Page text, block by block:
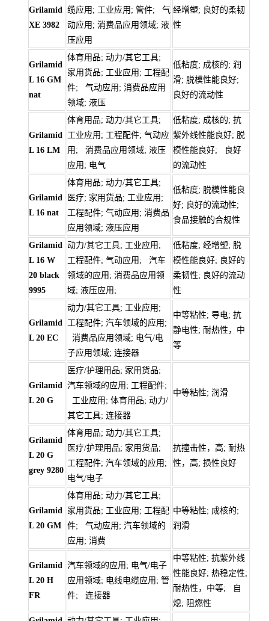
Grilamid
XE 3982
缆应用; 工业应用; 管件; 气
动应用; 消费品应用领域; 液
压应用
经增塑; 良好的柔韧
性
Grilamid
L 16 GM
nat
体育用品; 动力/其它工具;
家用货品; 工业应用; 工程配
件; 气动应用; 消费品应用
领域; 液压
低粘度; 成核的; 润
滑; 脱模性能良好;
良好的流动性
Grilamid
L 16 LM
体育用品; 动力/其它工具;
工业应用; 工程配件; 气动应
用; 消费品应用领域; 液压
应用; 电气
低粘度; 成核的; 抗
紫外线性能良好; 脱
模性能良好; 良好
的流动性
Grilamid
L 16 nat
体育用品; 动力/其它工具;
医疗; 家用货品; 工业应用;
工程配件; 气动应用; 消费品
应用领域; 液压应用
低粘度; 脱模性能良
好; 良好的流动性;
食品接触的合规性
Grilamid
L 16 W
20 black
9995
动力/其它工具; 工业应用;
工程配件; 气动应用; 汽车
领域的应用; 消费品应用领
域; 液压应用;
低粘度; 经增塑; 脱
模性能良好; 良好的
柔韧性; 良好的流动
性
Grilamid
L 20 EC
动力/其它工具; 工业应用;
工程配件; 汽车领域的应用;
消费品应用领域; 电气/电
子应用领域; 连接器
中等粘性; 导电; 抗
静电性; 耐热性，中
等
Grilamid
L 20 G
医疗/护理用品; 家用货品;
汽车领域的应用; 工程配件;
工业应用; 体育用品; 动力/
其它工具; 连接器
中等粘性; 润滑
Grilamid
L 20 G
grey 9280
体育用品; 动力/其它工具;
医疗/护理用品; 家用货品;
工程配件; 汽车领域的应用;
电气/电子
抗撞击性，高; 耐热
性，高; 损性良好
Grilamid
L 20 GM
体育用品; 动力/其它工具;
家用货品; 工业应用; 工程配
件; 气动应用; 汽车领域的
应用; 消费
中等粘性; 成核的;
润滑
Grilamid
L 20 H
FR
汽车领域的应用; 电气/电子
应用领域; 电线电缆应用; 管
件; 连接器
中等粘性; 抗紫外线
性能良好; 热稳定性;
耐热性，中等; 自
熄; 阻燃性